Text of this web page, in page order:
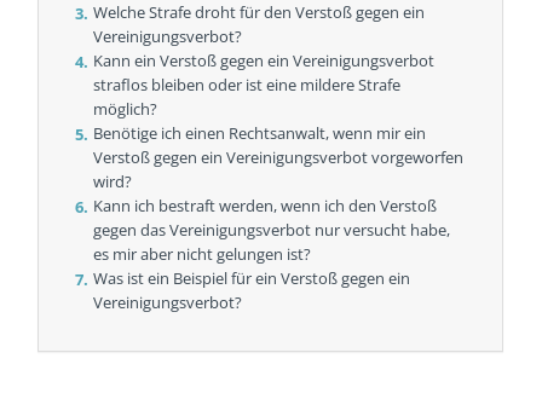
Welche Strafe droht für den Verstoß gegen ein
Vereinigungsverbot?
Kann ein Verstoß gegen ein Vereinigungsverbot
straflos bleiben oder ist eine mildere Strafe
möglich?
Benötige ich einen Rechtsanwalt, wenn mir ein
Verstoß gegen ein Vereinigungsverbot vorgeworfen
wird?
Kann ich bestraft werden, wenn ich den Verstoß
gegen das Vereinigungsverbot nur versucht habe,
es mir aber nicht gelungen ist?
Was ist ein Beispiel für ein Verstoß gegen ein
Vereinigungsverbot?